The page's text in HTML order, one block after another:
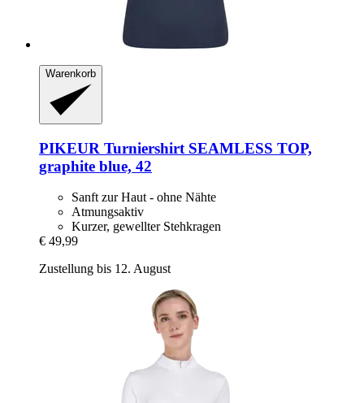
Warenkorb
PIKEUR Turniershirt SEAMLESS TOP,
graphite blue, 42
Sanft zur Haut - ohne Nähte
Atmungsaktiv
Kurzer, gewellter Stehkragen
€ 49,99
Zustellung bis 12. August